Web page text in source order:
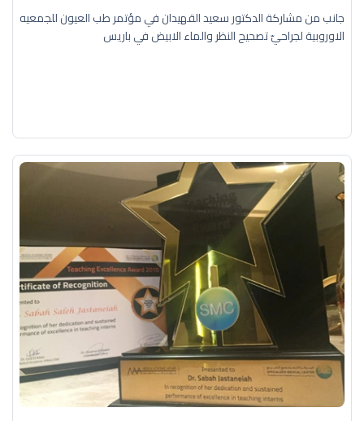
جانب من مشاركة الدكتور سعيد القهيدان في مؤتمر طب العيون للجمعيه
الاوروبية لجراحيّ تصحيح النظر والماء الابيض في باريس